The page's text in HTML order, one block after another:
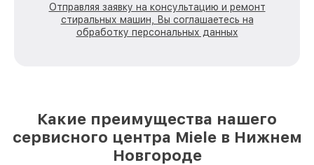
Отправляя заявку на консультацию и ремонт
стиральных машин, Вы соглашаетесь на
обработку персональных данных
Какие преимущества нашего
сервисного центра Miele в Нижнем
Новгороде